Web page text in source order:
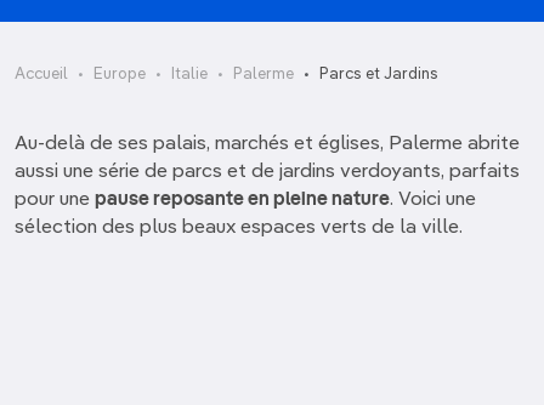
Accueil Europe Italie Palerme Parcs et Jardins
Au-delà de ses palais, marchés et églises, Palerme abrite
aussi une série de parcs et de jardins verdoyants, parfaits
pour une pause reposante en pleine nature. Voici une
sélection des plus beaux espaces verts de la ville.